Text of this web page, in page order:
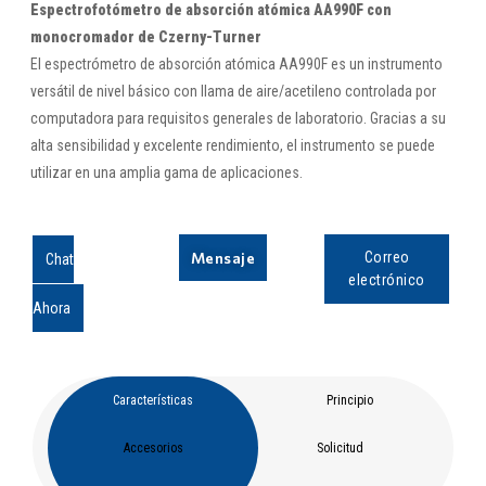
Espectrofotómetro de absorción atómica AA990F con
monocromador de Czerny-Turner
El espectrómetro de absorción atómica AA990F es un instrumento
versátil de nivel básico con llama de aire/acetileno controlada por
computadora para requisitos generales de laboratorio. Gracias a su
alta sensibilidad y excelente rendimiento, el instrumento se puede
utilizar en una amplia gama de aplicaciones.
Chat
Ahora
Mensaje
Correo
electrónico
Características Principio
Accesorios Solicitud